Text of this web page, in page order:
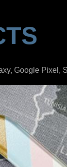
Google Pixel,